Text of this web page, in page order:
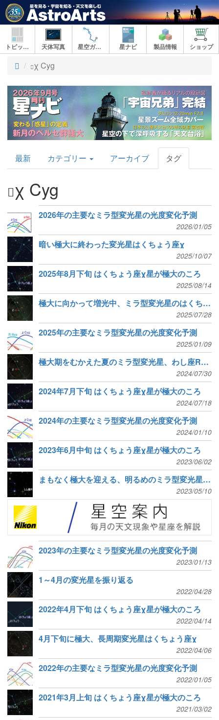
トピックス 天体写真 星空ガイド 星ナビ 製品情報 ショップ
ト
プ
χ Cyg
AstroArts
Topics
最新 カテゴリー アーカイブ タグ
χ Cyg
2026年の主要なミラ型変光星の光度変化予測
2026/01/05
暗い極大に終わった変光星はくちょう座χ
2025/10/07
2025年8月下旬 はくちょう座χ星が極大のころ
2025/08/14
極大に向かって増光中、ミラ型変光星のはくちょう座χ
2025/07/28
2025年の主要なミラ型変光星の光度変化予測
2025/01/09
極大期をむかえた夏のミラ型変光星、わし座Rとはくちょう座χ
2024/07/30
2024年7月下旬 はくちょう座χ星が極大のころ
2024/07/18
2024年の主要なミラ型変光星の光度変化予測
2024/01/10
2023年6月中旬 はくちょう座χ星が極大のころ
2023/06/02
まもなく極大を迎える、明るめのミラ型変光星たち
2023/05/10
2023年の主要なミラ型変光星の光度変化予測
2023/01/13
1～4月の変光星を振り返る
2022/04/28
2022年4月下旬 はくちょう座χ星が極大のころ
2022/04/14
4月下旬に極大、長周期変光星はくちょう座χ
2022/04/06
2022年の主要なミラ型変光星の光度変化予測
2022/01/05
2021年3月上旬 はくちょう座χ星が極大のころ
2021/03/02